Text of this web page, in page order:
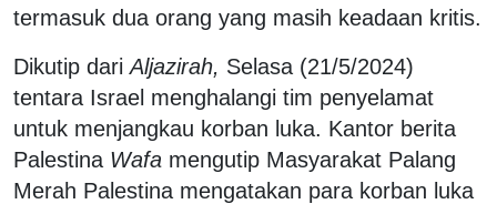
termasuk dua orang yang masih keadaan kritis.
Dikutip dariAljazirah, Selasa (21/5/2024)
tentara Israel menghalangi tim penyelamat
untuk menjangkau korban luka. Kantor berita
Palestina Wafa mengutip Masyarakat Palang
Merah Palestina mengatakan para korban luka